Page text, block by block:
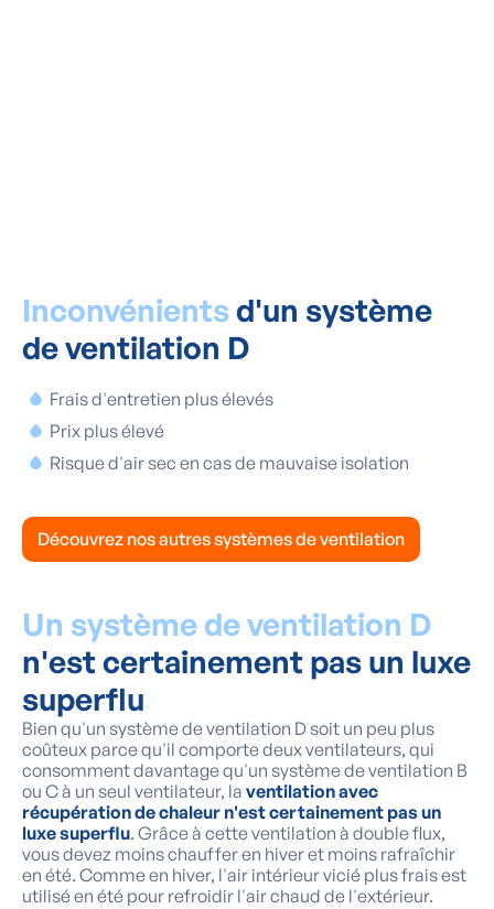
Inconvénientsd'un système
de ventilation D
Frais d'entretien plus élevés
Prix plus élevé
Risque d'air sec en cas de mauvaise isolation
Découvrez nos autres systèmes de ventilation
Un système de ventilation D
n'est certainement pas un luxe
superflu
Bien qu'un système de ventilation D soit un peu plus
coûteux parce qu'il comporte deux ventilateurs, qui
consomment davantage qu'un système de ventilation B
ou C à un seul ventilateur, la ventilation avec
récupération de chaleur n'est certainement pas un
luxe superflu. Grâce à cette ventilation à double flux,
vous devez moins chauffer en hiver et moins rafraîchir
en été. Comme en hiver, l'air intérieur vicié plus frais est
utilisé en été pour refroidir l'air chaud de l'extérieur.